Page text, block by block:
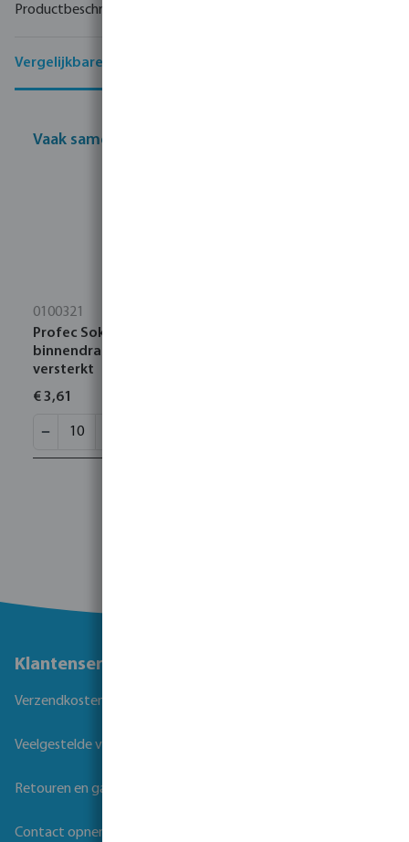
Productbeschrijving
Vergelijkbare producten
Vaak samen gekocht
0100321
Profec Soknippel PVC-U 1" x 1/2" buitendraad x
binnendraad 10bar grijs met RVS ring type
versterkt
€ 3,61
Klantenservice
Verzendkosten
Veelgestelde vragen
Retouren en garantie
Contact opnemen